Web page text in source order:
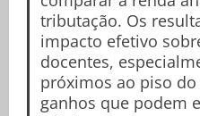
tributação. Os
impacto efetivo
docentes,
próximos ao piso
ganhos que podem